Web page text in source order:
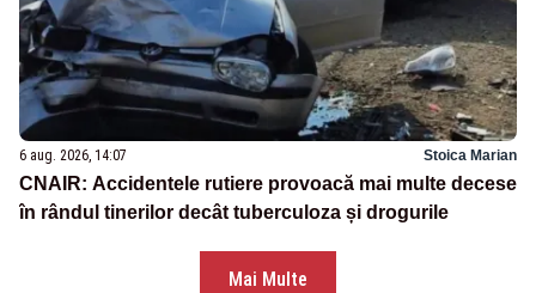
6 aug. 2026, 14:07 Stoica Marian
CNAIR: Accidentele rutiere provoacă mai multe decese
în rândul tinerilor decât tuberculoza și drogurile
Mai Multe